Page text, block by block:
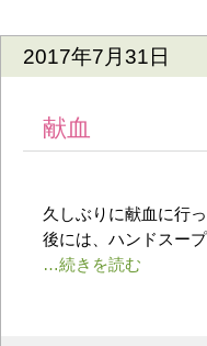
2017年7月31日
献血
久しぶりに献血に行
後には、ハンドスープ